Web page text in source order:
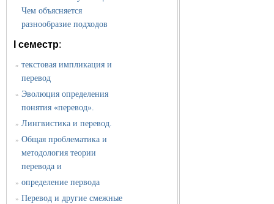
Чем объясняется
разнообразие подходов
I семестр:
» текстовая импликация и
перевод
» Эволюция определения
понятия «перевод».
» Лингвистика и перевод.
» Общая проблематика и
методология теории
перевода и
» определение первода
» Перевод и другие смежные